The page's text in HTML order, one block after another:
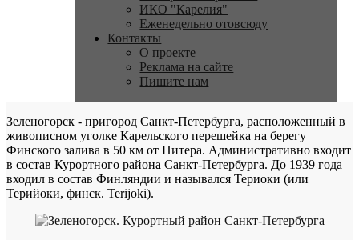
ИКО "Карелия"
Еженедельно отовсюду
Контакты
О проекте
Реклама на сайте
Пишите нам
Зеленогорск - пригород Санкт-Петербурга, расположенный в
живописном уголке Карельского перешейка на берегу
Финского залива в 50 км от Питера. Административно входит
в состав Курортного района Санкт-Петербурга. До 1939 года
входил в состав Финляндии и назывался Териоки (или
Терийоки, финск. Terijoki).